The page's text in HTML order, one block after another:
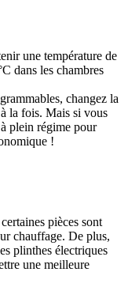
une température de
dans les chambres
changez la
la fois. Mais si vous
plein régime pour
!
pièces sont
chauffage. De plus,
plinthes électriques
une meilleure